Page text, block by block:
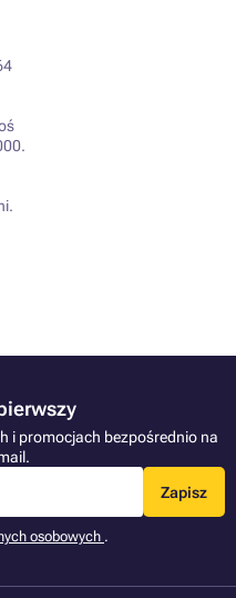
i promocjach bezpośrednio na
Zapisz
osobowych .